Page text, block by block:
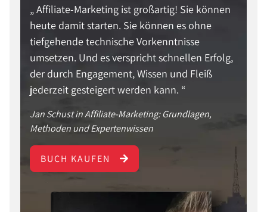
Affiliate-Marketing ist großartig! Sie können
heute damit starten. Sie können es ohne
tiefgehende technische Vorkenntnisse
umsetzen. Und es verspricht schnellen Erfolg,
der durch Engagement, Wissen und Fleiß
jederzeit gesteigert werden kann.
Jan Schust in Affiliate-Marketing: Grundlagen,
Methoden und Expertenwissen
BUCH KAUFEN